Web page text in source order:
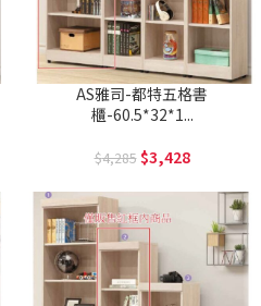
AS雅司-都特五格書
櫃-60.5*32*1...
4,285 3,428